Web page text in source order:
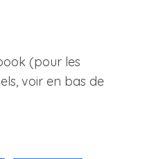
(pour les
voir en bas de